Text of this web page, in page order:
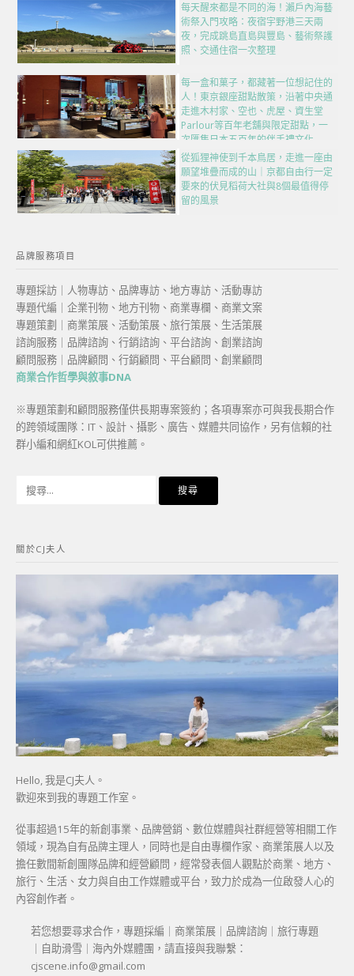
每天醒來都是不同的海！瀨戶內海藝
術祭入門攻略：夜宿宇野港三天兩
夜，完成跳島直島與豐島、藝術祭護
照、交通住宿一次整理
每一盒和菓子，都藏著一位想記住的
人！東京銀座甜點散策，沿著中央通
走進木村家、空也、虎屋、資生堂
Parlour等百年老舖與限定甜點，一
次匯集日本五百年的伴手禮文化
從狐狸神使到千本鳥居，走進一座由
願望堆疊而成的山｜京都自由行一定
要來的伏見稻荷大社與8個最值得停
留的風景
品牌服務項目
專題採訪｜人物專訪、品牌專訪、地方專訪、活動專訪
專題代編｜企業刊物、地方刊物、商業專欄、商業文案
專題策劃｜商業策展、活動策展、旅行策展、生活策展
諮詢服務｜品牌諮詢、行銷諮詢、平台諮詢、創業諮詢
顧問服務｜品牌顧問、行銷顧問、平台顧問、創業顧問
商業合作哲學與敘事DNA
※專題策劃和顧問服務僅供長期專案簽約；各項專案亦可與我長期合作
的跨領域團隊：IT、設計、攝影、廣告、媒體共同協作，另有信賴的社
群小編和網紅KOL可供推薦。
字:
關於CJ夫人
Hello, 我是CJ夫人。
歡迎來到我的專題工作室。
從事超過15年的新創事業、品牌營銷、數位媒體與社群經營等相關工作
領域，現為自有品牌主理人，同時也是自由專欄作家、商業策展人以及
擔任數間新創團隊品牌和經營顧問，經常發表個人觀點於商業、地方、
旅行、生活、女力與自由工作媒體或平台，致力於成為一位啟發人心的
內容創作者。
若您想要尋求合作，專題採編｜商業策展｜品牌諮詢｜旅行專題
｜自助滑雪｜海內外媒體團，請直接與我聯繫：
cjscene.info@gmail.com